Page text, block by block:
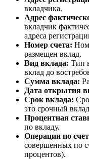
вкладчика.
Адрес
вкладчик
адреса
Номер счета:
размещен вклад.
Вид вклада: Тип
вклад до
Сумма вклада:
Дата открытия
Срок вклада:
это срочный
Процентная
по вкладу.
Операции по
совершенных по
процентов).